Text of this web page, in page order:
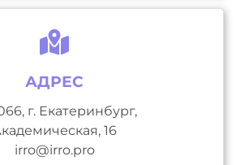
АДРЕС
г. Екатеринбург,
16
irro@irro.pro